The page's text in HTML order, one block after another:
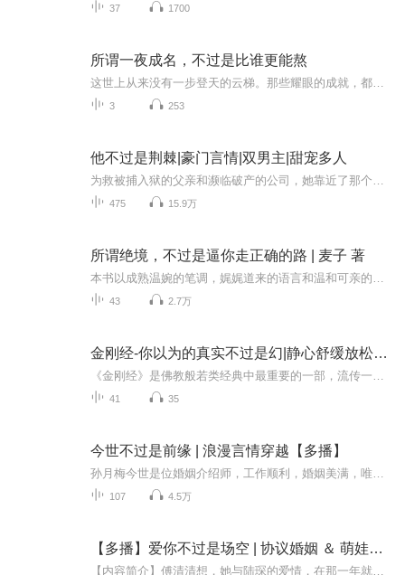
37 1700
所谓一夜成名，不过是比谁更能熬
3 253
他不过是荆棘|豪门言情|双男主|甜宠多人
475 15.9万
所谓绝境，不过是逼你走正确的路 | 麦子 著
43 2.7万
金刚经-你以为的真实不过是幻|静心舒缓放松助眠
41 35
今世不过是前缘 | 浪漫言情穿越【多播】
107 4.5万
【多播】爱你不过是场空 | 协议婚姻 ＆ 萌娃助攻